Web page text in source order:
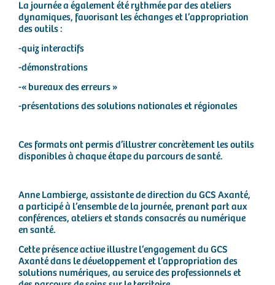
La journée a également été rythmée par des ateliers
dynamiques, favorisant les échanges et l’appropriation
des outils :
-quiz interactifs
-démonstrations
-« bureaux des erreurs »
-présentations des solutions nationales et régionales
Ces formats ont permis d’illustrer concrètement les outils
disponibles à chaque étape du parcours de santé.
Anne Lambierge, assistante de direction du GCS Axanté,
a participé à l’ensemble de la journée, prenant part aux
conférences, ateliers et stands consacrés au numérique
en santé.
Cette présence active illustre l’engagement du GCS
Axanté dans le développement et l’appropriation des
solutions numériques, au service des professionnels et